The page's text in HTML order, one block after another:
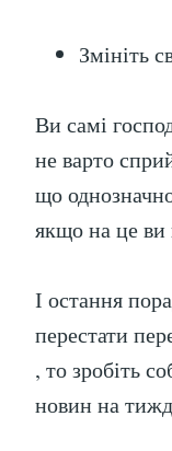
Змініть
Ви самі
не варто
що
якщо на це ви
І остання
перестати
, то зробіть
новин на